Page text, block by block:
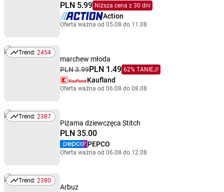
PLN 5.99 Niższa cena z 30 dni
Action
Oferta ważna od 05.08 do 11.08
Trend: 2454
Trend: 2454
marchew młoda
PLN 3.99PLN 1.49 62% TANIEJ!
Kaufland
Oferta ważna od 06.08 do 08.08
Trend: 2387
Trend: 2387
Piżama dziewczęca Stitch
PLN 35.00
PEPCO
Oferta ważna od 06.08 do 12.08
Trend: 2380
Trend: 2380
Arbuz